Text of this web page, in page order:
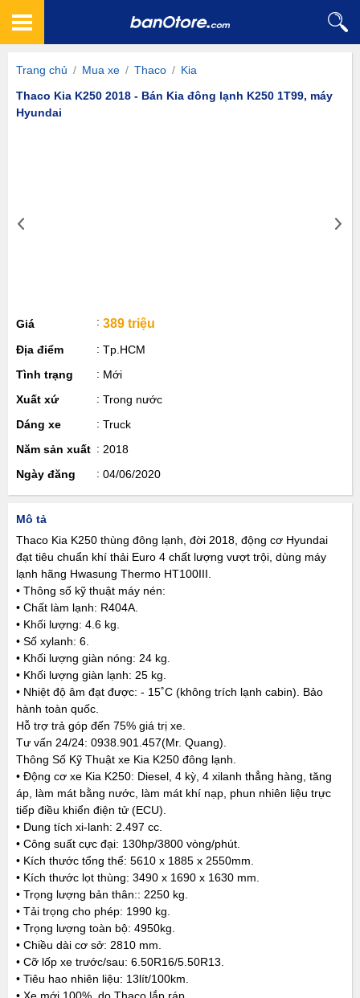
Trang chủ / Mua xe / Thaco / Kia
Thaco Kia K250 2018 - Bán Kia đông lạnh K250 1T99, máy
Hyundai
Giá 389 triệu
Địa điểm
Tp.HCM
Tình trạng
Mới
Xuất xứ
Trong nước
Dáng xe
Truck
Năm sản xuất
2018
Ngày đăng
04/06/2020
Mô tả
Thaco Kia K250 thùng đông lạnh, đời 2018, động cơ Hyundai
đạt tiêu chuẩn khí thải Euro 4 chất lượng vượt trội, dùng máy
lạnh hãng Hwasung Thermo HT100III.
• Thông số kỹ thuật máy nén:
• Chất làm lạnh: R404A.
• Khối lượng: 4.6 kg.
• Số xylanh: 6.
• Khối lượng giàn nóng: 24 kg.
• Khối lượng giàn lạnh: 25 kg.
• Nhiệt độ âm đạt được: - 15˚C (không trích lạnh cabin). Bảo
hành toàn quốc.
Hỗ trợ trả góp đến 75% giá trị xe.
Tư vấn 24/24: 0938.901.457(Mr. Quang).
Thông Số Kỹ Thuật xe Kia K250 đông lạnh.
• Động cơ xe Kia K250: Diesel, 4 kỳ, 4 xilanh thẳng hàng, tăng
áp, làm mát bằng nước, làm mát khí nạp, phun nhiên liệu trực
tiếp điều khiển điện tử (ECU).
• Dung tích xi-lanh: 2.497 cc.
• Công suất cực đại: 130hp/3800 vòng/phút.
• Kích thước tổng thể: 5610 x 1885 x 2550mm.
• Kích thước lọt thùng: 3490 x 1690 x 1630 mm.
• Trọng lượng bản thân:: 2250 kg.
• Tải trọng cho phép: 1990 kg.
• Trọng lượng toàn bộ: 4950kg.
• Chiều dài cơ sở: 2810 mm.
• Cỡ lốp xe trước/sau: 6.50R16/5.50R13.
• Tiêu hao nhiên liệu: 13lít/100km.